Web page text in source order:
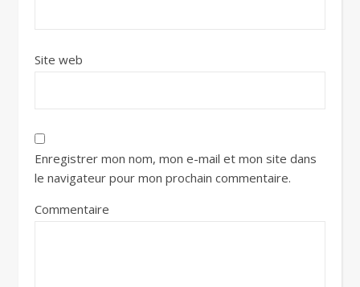
Site web
Enregistrer mon nom, mon e-mail et mon site dans
le navigateur pour mon prochain commentaire.
Commentaire